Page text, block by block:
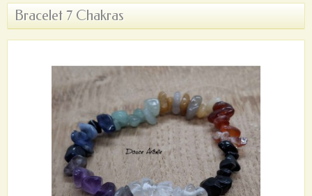
Bracelet 7 Chakras